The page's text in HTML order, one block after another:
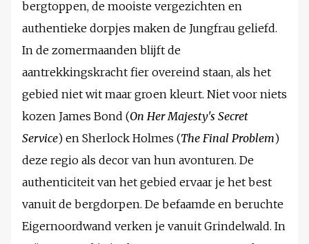
bergtoppen, de mooiste vergezichten en
authentieke dorpjes maken de Jungfrau geliefd.
In de zomermaanden blijft de
aantrekkingskracht fier overeind staan, als het
gebied niet wit maar groen kleurt. Niet voor niets
kozen James Bond (On Her Majesty's Secret
Service) en Sherlock Holmes (The Final Problem)
deze regio als decor van hun avonturen. De
authenticiteit van het gebied ervaar je het best
vanuit de bergdorpen. De befaamde en beruchte
Eigernoordwand verken je vanuit Grindelwald. In